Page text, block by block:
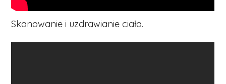
Skanowanie i uzdrawianie ciała.